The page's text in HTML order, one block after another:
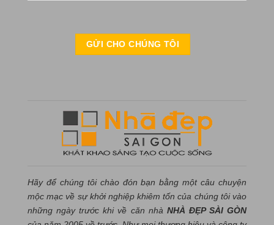
Hãy để chúng tôi chào đón bạn bằng một câu chuyện
mộc mạc về sự khởi nghiệp khiêm tốn của chúng tôi vào
những ngày trước khi về căn nhà NHÀ ĐẸP SÀI GÒN